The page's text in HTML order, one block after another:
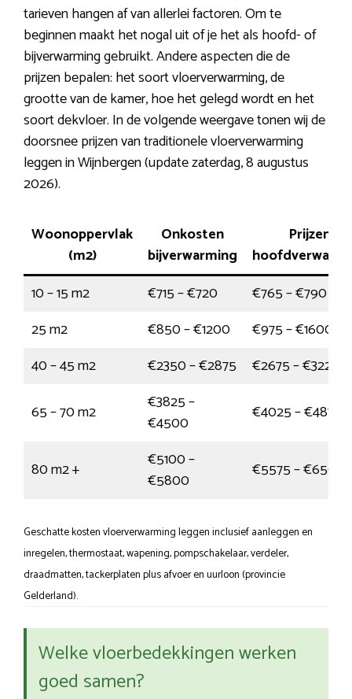
tarieven hangen af van allerlei factoren. Om te
beginnen maakt het nogal uit of je het als hoofd- of
bijverwarming gebruikt. Andere aspecten die de
prijzen bepalen: het soort vloerverwarming, de
grootte van de kamer, hoe het gelegd wordt en het
soort dekvloer. In de volgende weergave tonen wij de
doorsnee prijzen van traditionele vloerverwarming
leggen in Wijnbergen (update zaterdag, 8 augustus
2026).
Woonoppervlak
(m2)
Onkosten
bijverwarming
Prijzen
10 – 15 m2
€715 – €720
€765 – €790
25 m2
€850 – €1200
€975 – €1600
40 – 45 m2
€2350 – €2875
€2675 – €3225
65 – 70 m2
€3825 –
€4500
€4025 – €4875
80 m2 +
€5100 –
€5800
€5575 – €6500
Geschatte kosten vloerverwarming leggen inclusief aanleggen en
inregelen, thermostaat, wapening, pompschakelaar, verdeler,
draadmatten, tackerplaten plus afvoer en uurloon (provincie
Gelderland).
Welke vloerbedekkingen werken
goed samen?